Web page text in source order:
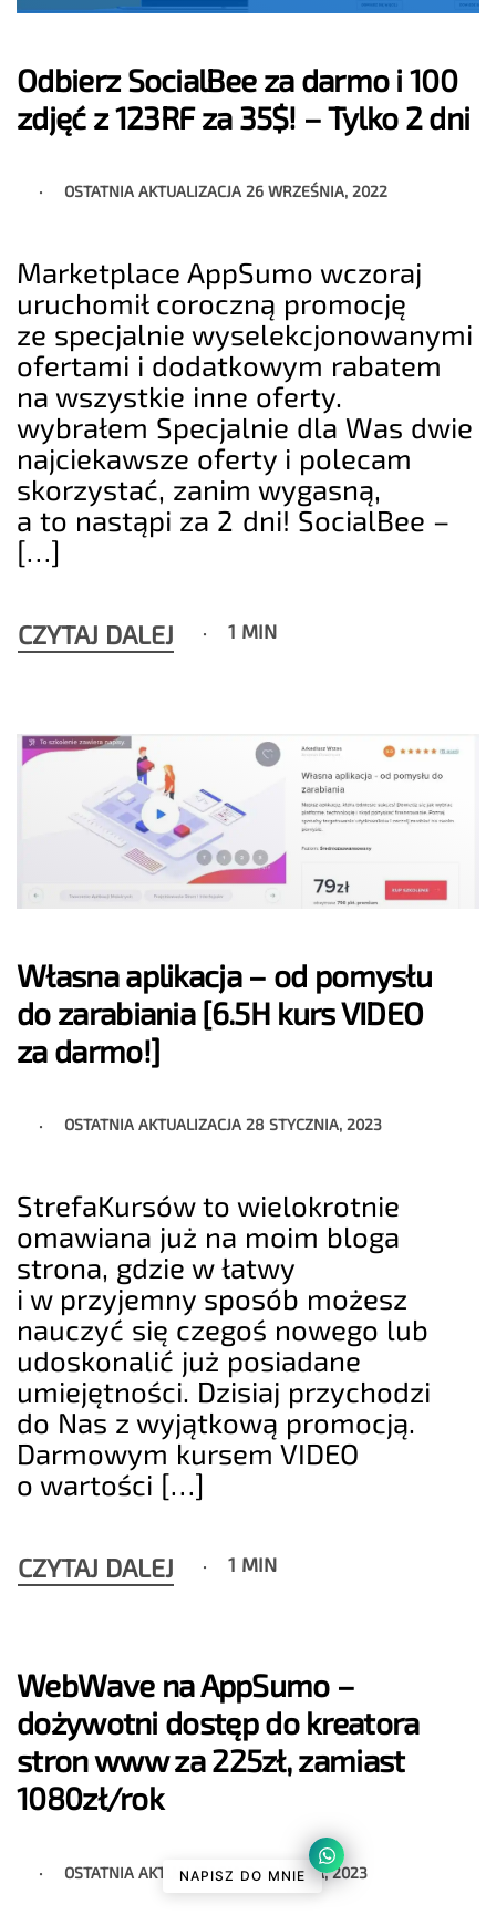
Odbierz SocialBee za darmo i 100
zdjęć z 123RF za 35$! – Tylko 2 dni
OSTATNIA AKTUALIZACJA 26 WRZEŚNIA, 2022
Marketplace AppSumo wczoraj
uruchomił coroczną promocję
ze specjalnie wyselekcjonowanymi
ofertami i dodatkowym rabatem
na wszystkie inne oferty.
wybrałem Specjalnie dla Was dwie
najciekawsze oferty i polecam
skorzystać, zanim wygasną,
a to nastąpi za 2 dni! SocialBee –
[…]
CZYTAJ DALEJ 1 MIN
Własna aplikacja – od pomysłu
do zarabiania [6.5H kurs VIDEO
za darmo!]
OSTATNIA AKTUALIZACJA 28 STYCZNIA, 2023
StrefaKursów to wielokrotnie
omawiana już na moim bloga
strona, gdzie w łatwy
i w przyjemny sposób możesz
nauczyć się czegoś nowego lub
udoskonalić już posiadane
umiejętności. Dzisiaj przychodzi
do Nas z wyjątkową promocją.
Darmowym kursem VIDEO
o wartości […]
CZYTAJ DALEJ 1 MIN
WebWave na AppSumo –
dożywotni dostęp do kreatora
stron www za 225zł, zamiast
1080zł/rok
OSTATNIA AKTUALIZACJA3 GRUDNIA, 2023
NAPISZ DO MNIE